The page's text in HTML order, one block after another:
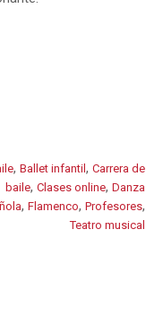
, Ballet infantil , Carrera de
baile, Clases online, Danza
, Flamenco, Profesores,
Teatro musical